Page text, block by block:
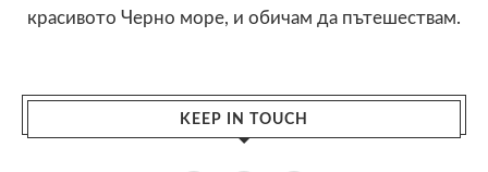
красивото Черно море, и обичам да пътешествам.
KEEP IN TOUCH